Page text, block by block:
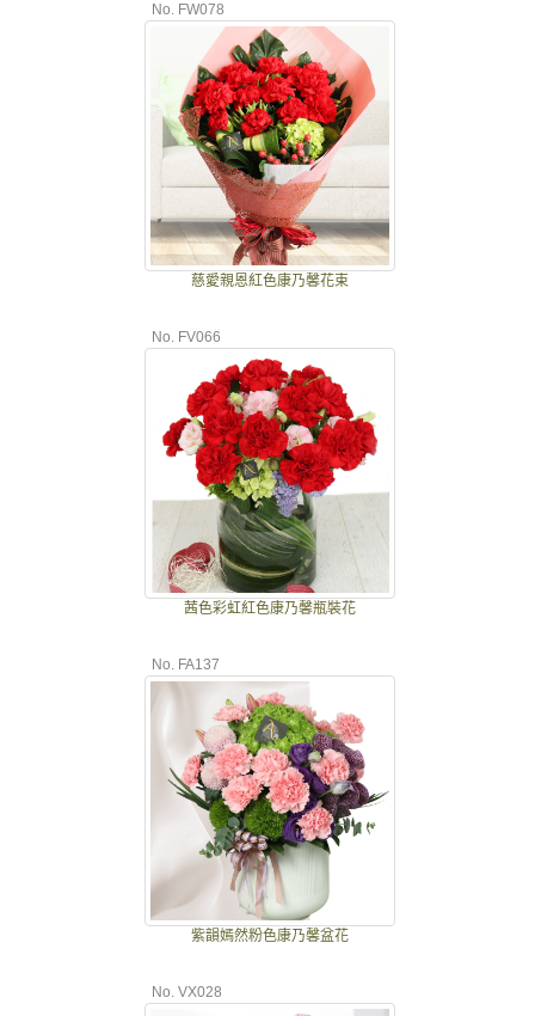
No. FW078
慈愛親恩紅色康乃馨花束
No. FV066
茜色彩虹紅色康乃馨瓶裝花
No. FA137
紫韻嫣然粉色康乃馨盆花
No. VX028